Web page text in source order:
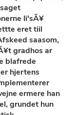
li'sÃ¥
eret tiil
saasom,
gradhos ar
blafrede
hjertens
ermere han
grundet hun